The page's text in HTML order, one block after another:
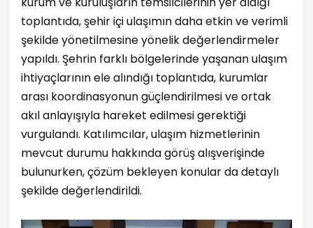
toplantıda, şehir içi ulaşımın daha etkin ve verimli
şekilde yönetilmesine yönelik değerlendirmeler
yapıldı. Şehrin farklı bölgelerinde yaşanan ulaşım
ihtiyaçlarının ele alındığı toplantıda, kurumlar
arası koordinasyonun güçlendirilmesi ve ortak
akıl anlayışıyla hareket edilmesi gerektiği
vurgulandı. Katılımcılar, ulaşım hizmetlerinin
mevcut durumu hakkında görüş alışverişinde
bulunurken, çözüm bekleyen konular da detaylı
şekilde değerlendirildi.